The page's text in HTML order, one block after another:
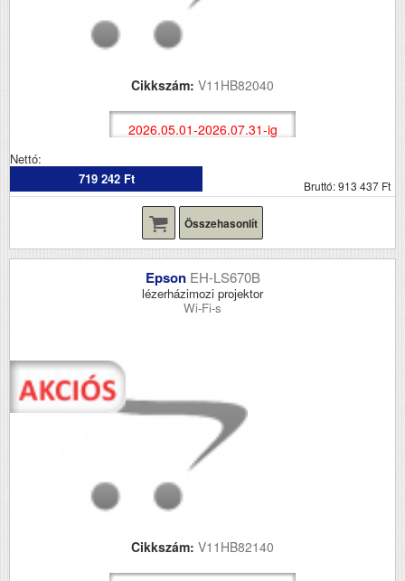
Cikkszám: V11HB82040
2026.05.01-2026.07.31-ig
Nettó:
719 242 Ft
Bruttó: 913 437 Ft
Összehasonlít
Epson EH-LS670B
lézerházimozi projektor
Wi-Fi-s
Cikkszám: V11HB82140